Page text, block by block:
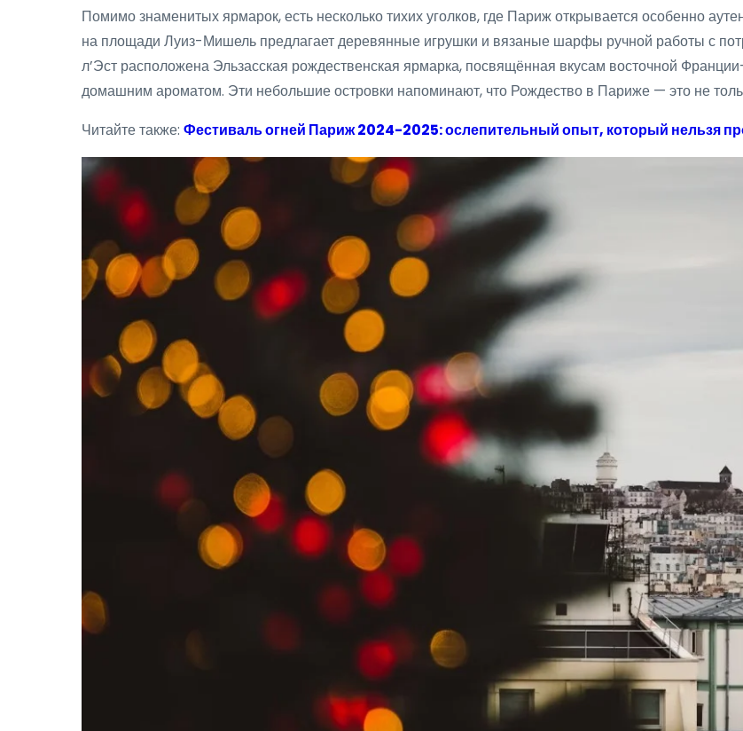
Помимо знаменитых ярмарок, есть несколько тихих уголков, где Париж открывается особенно
на площади Луиз-Мишель предлагает деревянные игрушки и вязаные шарфы ручной работы с
л’Эст расположена Эльзасская рождественская ярмарка, посвящённая вкусам восточной
домашним ароматом. Эти небольшие островки напоминают, что Рождество в Париже — это не
Читайте также: Фестиваль огней Париж 2024-2025: ослепительный опыт, который нельзя